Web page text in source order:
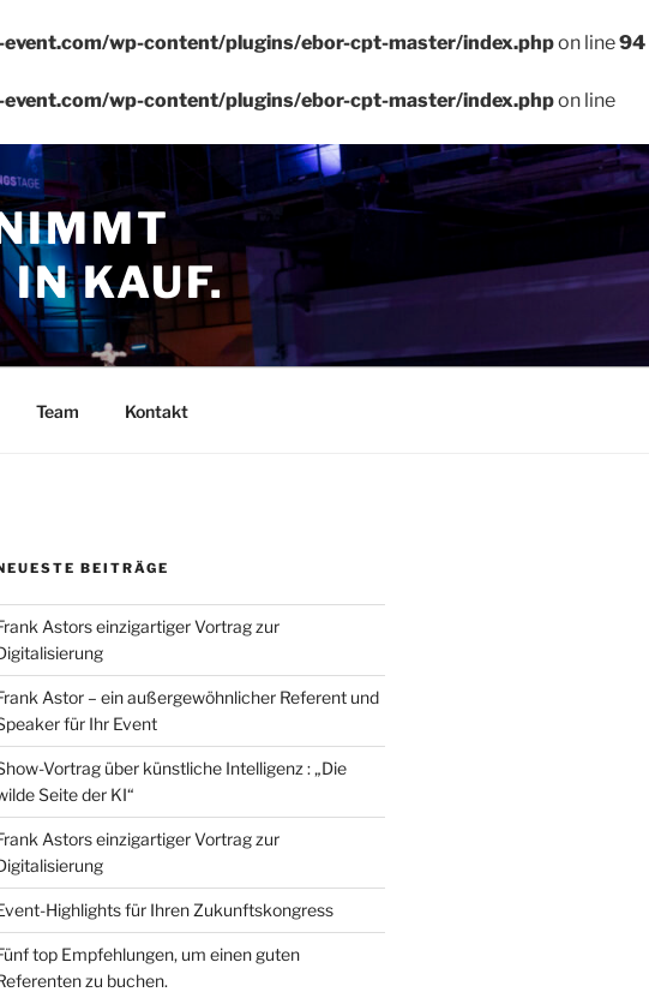
wp-content/plugins/ebor-cpt-master/index.phpon line94
wp-content/plugins/ebor-cpt-master/index.phpon line
IN KAUF.
Team Kontakt
BEITRÄGE
Astors einzigartiger Vortrag zur
Astor – ein außergewöhnlicher Referent und
für Ihr Event
Vortrag über künstliche Intelligenz : „Die
Seite der KI“
Astors einzigartiger Vortrag zur
Highlights für Ihren Zukunftskongress
top Empfehlungen, um einen guten
zu buchen.